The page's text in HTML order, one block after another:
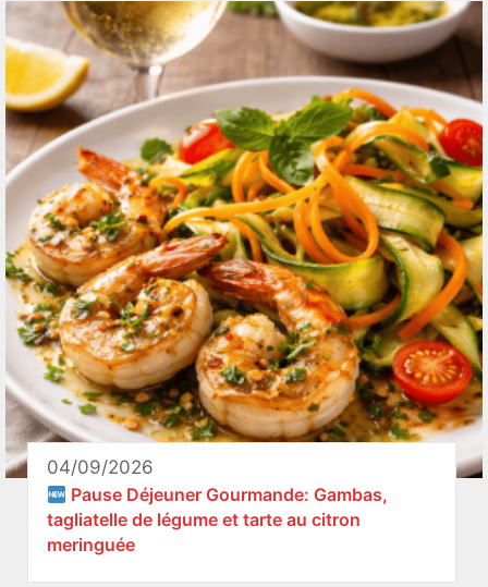
04/09/2026
Pause Déjeuner Gourmande: Gambas,
tagliatelle de légume et tarte au citron
meringuée